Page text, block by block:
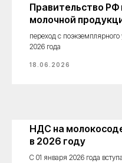
Правительство РФ
молочной
переход с
2026 года
18.06.2026
НДС на
в 2026 году
С 01 января 2026 года